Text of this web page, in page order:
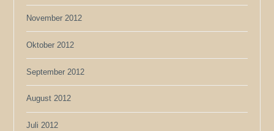
November 2012
Oktober 2012
September 2012
August 2012
Juli 2012